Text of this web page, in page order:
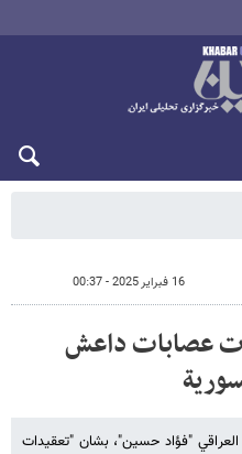
16 فبراير 2025 - 00:37
عصابات داعش
العراقي "فؤاد حسين"، بشان "تعقيدات